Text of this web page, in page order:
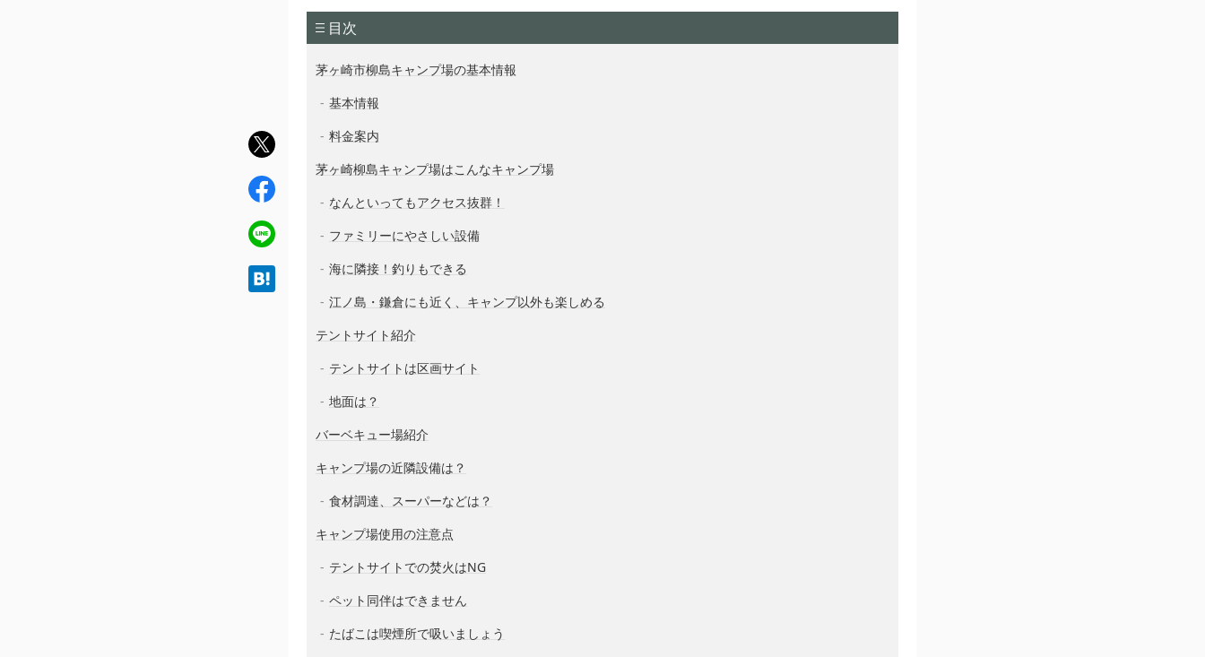
目次
茅ヶ崎市柳島キャンプ場の基本情報
基本情報
料金案内
茅ヶ崎柳島キャンプ場はこんなキャンプ場
なんといってもアクセス抜群！
ファミリーにやさしい設備
海に隣接！釣りもできる
江ノ島・鎌倉にも近く、キャンプ以外も楽しめる
テントサイト紹介
テントサイトは区画サイト
地面は？
バーベキュー場紹介
キャンプ場の近隣設備は？
食材調達、スーパーなどは？
キャンプ場使用の注意点
テントサイトでの焚火はNG
ペット同伴はできません
たばこは喫煙所で吸いましょう
twit
ter
fac
ebo
ok
line
hat
ena